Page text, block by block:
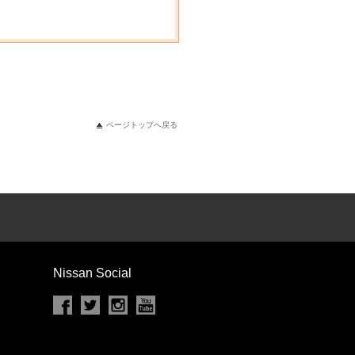
ページトップへ戻る
Nissan Social